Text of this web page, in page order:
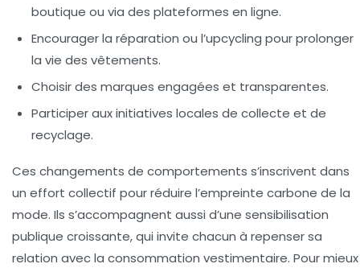
boutique ou via des plateformes en ligne.
Encourager la réparation ou l’upcycling pour prolonger
la vie des vêtements.
Choisir des marques engagées et transparentes.
Participer aux initiatives locales de collecte et de
recyclage.
Ces changements de comportements s’inscrivent dans
un effort collectif pour réduire l’empreinte carbone de la
mode. Ils s’accompagnent aussi d’une sensibilisation
publique croissante, qui invite chacun à repenser sa
relation avec la consommation vestimentaire. Pour mieux